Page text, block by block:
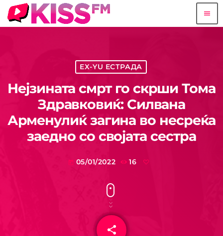
menu
EX-YU ЕСТРАДА
Нејзината смрт го скрши Тома
Здравковиќ: Силвана
Арменулиќ загина во несреќа
заедно со својата сестра
today 05/01/2022 16
share
email